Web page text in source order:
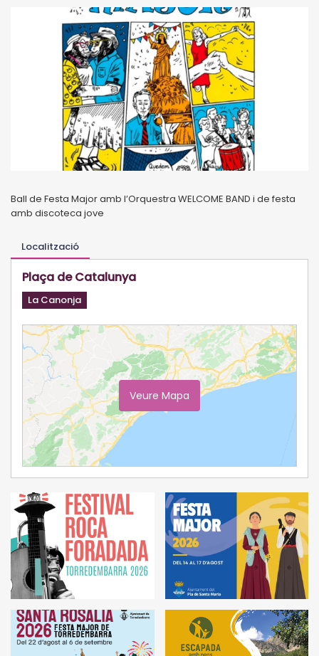
Ball de Festa Major amb l’Orquestra WELCOME BAND i de festa
amb discoteca jove
Localització
Plaça de Catalunya
La Canonja
Veure Mapa